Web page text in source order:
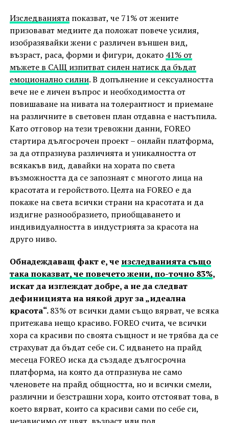
Изследваниятапоказват, че 71% от жените
призовават медиите да положат повече усилия,
изобразявайки жени с различен външен вид,
възраст, раса, форми и фигури, докато 41% от
мъжете в САЩ изпитват силен натиск да бъдат
емоционално силни. В допълнение и сексуалността
вече не е личен въпрос и необходимостта от
повишаване на нивата на толерантност и приемане
на различните в световен план отдавна е настъпила.
Като отговор на тези тревожни данни, FOREO
стартира дългосрочен проект – онлайн платформа,
за да отпразнува различията и уникалността от
всякакъв вид, давайки на хората по света
възможността да се запознаят с многото лица на
красотата и геройството. Целта на FOREO е да
покаже на света всички страни на красотата и да
издигне разнообразието, приобщаването и
индивидуалността в индустрията за красота на
друго ниво.
Обнадеждаващ факт e, че изследванията също
така показват, че повечето жени, по-точно 83%,
искат да изглеждат добре, а не да следват
дефиницията на някой друг за „идеална
красота“.83% от всички дами също вярват, че всяка
притежава нещо красиво. FOREO счита, че всички
хора са красиви по своята същност и не трябва да се
страхуват да бъдат себе си. С идването на прайд
месеца FOREO иска да създаде дългосрочна
платформа, на която да отпразнува не само
членовете на прайд общността, но и всички смели,
различни и безстрашни хора, които отстояват това, в
което вярват, които са красиви сами по себе си,